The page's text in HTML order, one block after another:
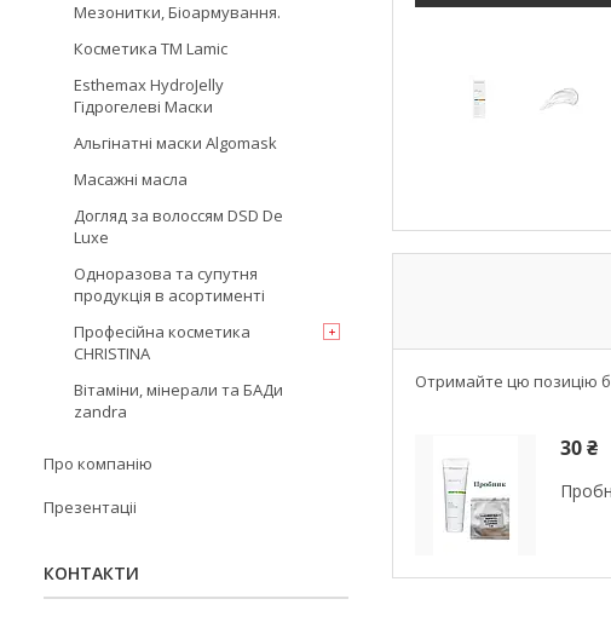
Отримайте цю позицію
30 ₴
Мезонитки, Біоармування.
Косметика TM Lamic
Esthemax HydroJelly
Гідрогелеві Маски
Альгінатні маски Algomask
Масажні масла
Догляд за волоссям DSD De
Luxe
Одноразова та супутня
продукція в асортименті
Професійна косметика
CHRISTINA
Вітаміни, мінерали та БАДи
zandra
Про компанію
Презентаціі
КОНТАКТИ